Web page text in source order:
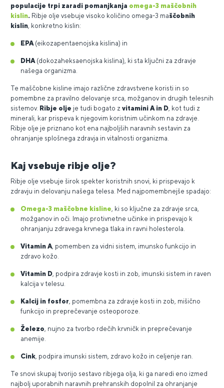
populacije trpi zaradi pomanjkanja omega-3 maščobnih
kislin. Ribje olje vsebuje visoko količino omega-3 maščobnih
kislin , konkretno kislin:
EPA (eikozapentaenojska kislina) in
DHA (dokozaheksaenojska kislina), ki sta ključni za zdravje
našega organizma.
Te maščobne kisline imajo različne zdravstvene koristi in so
pomembne za pravilno delovanje srca, možganov in drugih telesnih
sistemov. Ribje olje je tudi bogato z vitamini A in D , kot tudi z
minerali, kar prispeva k njegovim koristnim učinkom na zdravje.
Ribje olje je priznano kot ena najboljših naravnih sestavin za
ohranjanje splošnega zdravja in vitalnosti organizma.
Kaj vsebuje ribje olje?
Ribje olje vsebuje širok spekter koristnih snovi, ki prispevajo k
zdravju in delovanju našega telesa. Med najpomembnejše spadajo:
Omega-3 maščobne kisline , ki so ključne za zdravje srca,
možganov in oči. Imajo protivnetne učinke in prispevajo k
ohranjanju zdravega krvnega tlaka in ravni holesterola.
Vitamin A , pomemben za vidni sistem, imunsko funkcijo in
zdravo kožo.
Vitamin D , podpira zdravje kosti in zob, imunski sistem in raven
kalcija v telesu.
Kalcij in fosfor , pomembna za zdravje kosti in zob, mišično
funkcijo in preprečevanje osteoporoze.
Železo , nujno za tvorbo rdečih krvničk in preprečevanje
anemije.
Cink , podpira imunski sistem, zdravo kožo in celjenje ran.
Te snovi skupaj tvorijo sestavo ribjega olja, ki ga naredi eno izmed
najbolj uporabnih naravnih prehranskih dopolnil za ohranjanje